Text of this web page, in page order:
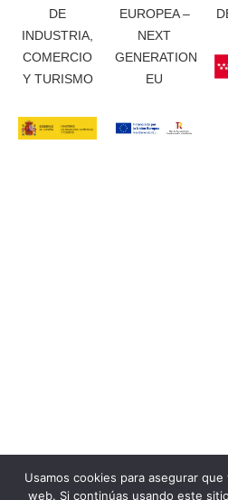
DE
INDUSTRIA,
COMERCIO
Y TURISMO
EUROPEA –
NEXT
GENERATION
EU
Usamos cookies para asegurar
web. Si continúas usando este